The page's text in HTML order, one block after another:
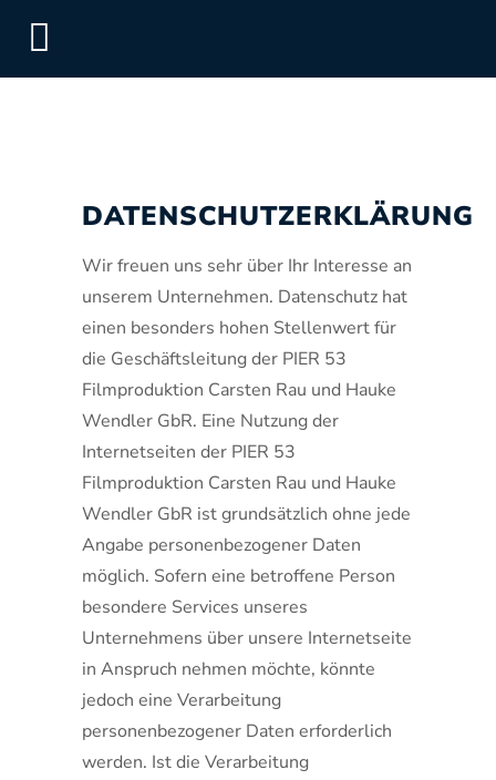
DATENSCHUTZERKLÄRUNG
Wir freuen uns sehr über Ihr Interesse an
unserem Unternehmen. Datenschutz hat
einen besonders hohen Stellenwert für
die Geschäftsleitung der PIER 53
Filmproduktion Carsten Rau und Hauke
Wendler GbR. Eine Nutzung der
Internetseiten der PIER 53
Filmproduktion Carsten Rau und Hauke
Wendler GbR ist grundsätzlich ohne jede
Angabe personenbezogener Daten
möglich. Sofern eine betroffene Person
besondere Services unseres
Unternehmens über unsere Internetseite
in Anspruch nehmen möchte, könnte
jedoch eine Verarbeitung
personenbezogener Daten erforderlich
werden. Ist die Verarbeitung